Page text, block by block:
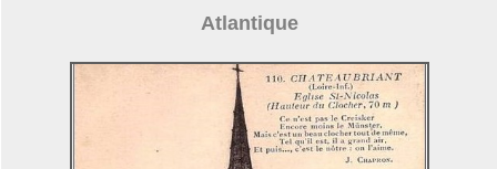
Atlantique